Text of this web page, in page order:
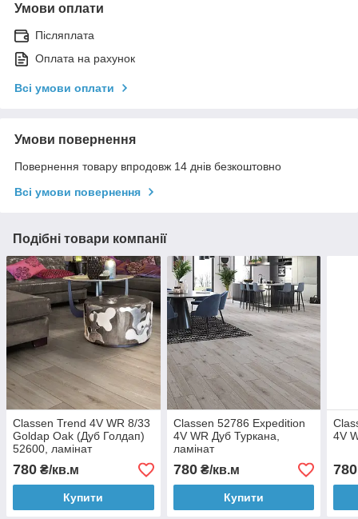
Умови оплати
Післяплата
Оплата на рахунок
Всі умови оплати
Умови повернення
Повернення товару впродовж 14 днів безкоштовно
Всі умови повернення
Подібні товари компанії
Classen Trend 4V WR 8/33
Goldap Oak (Дуб Голдап)
52600, ламінат
780 ₴/кв.м
Купити
Classen 52786 Expedition
4V WR Дуб Туркана,
ламінат
780₴/кв.м
Купити
4V
780